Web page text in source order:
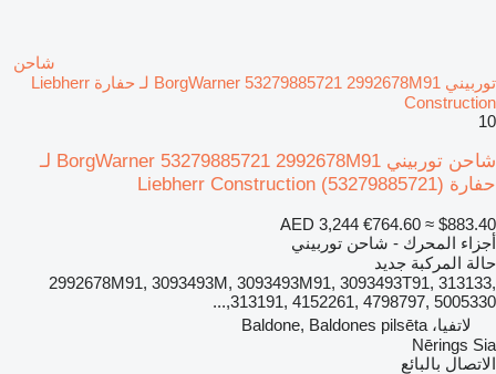
شاحن
توربيني BorgWarner 53279885721 2992678M91 لـ حفارة Liebherr
Construction
10
شاحن توربيني BorgWarner 53279885721 2992678M91 لـ
حفارة Liebherr Construction (53279885721)
AED 3,244 €764.60 ≈ $883.40
أجزاء المحرك - شاحن توربيني
حالة المركبة جديد
2992678M91, 3093493M, 3093493M91, 3093493T91, 313133,
313191, 4152261, 4798797, 5005330,...
لاتفيا، Baldone, Baldones pilsēta
Nērings Sia
الاتصال بالبائع